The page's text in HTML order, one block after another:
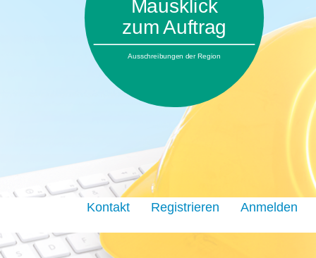
Mausklick
zum Auftrag
Ausschreibungen der Region
Kontakt Registrieren Anmelden